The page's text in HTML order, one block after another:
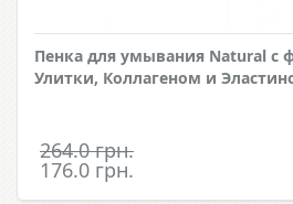
Пенка для умывания Natural с
Улитки, Коллагеном и
264.0 грн.
176.0 грн.